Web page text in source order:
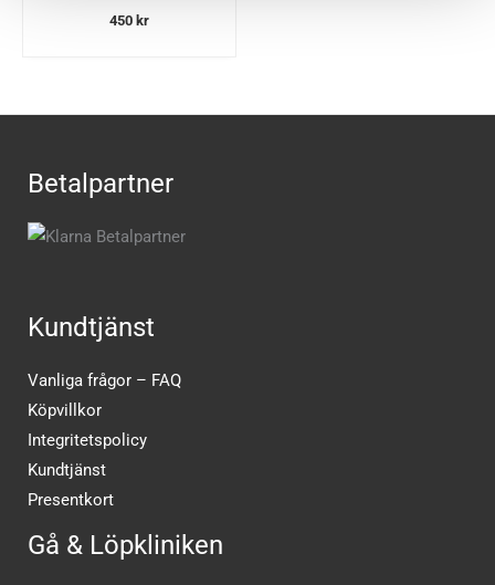
450 kr
Betalpartner
Kundtjänst
Vanliga frågor – FAQ
Köpvillkor
Integritetspolicy
Kundtjänst
Presentkort
Gå & Löpkliniken